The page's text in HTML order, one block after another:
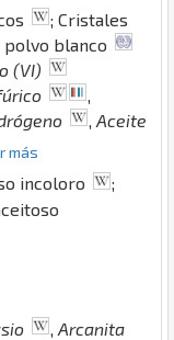
; Cristales
blanco
(VI)
,
,Aceite
más
incoloro
;
,Arcanita